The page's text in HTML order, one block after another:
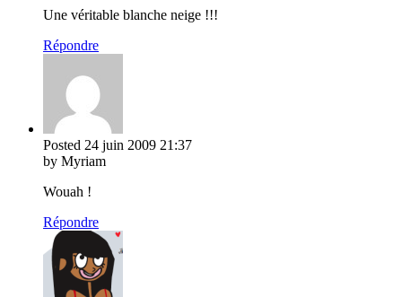
Une véritable blanche neige !!!
Répondre
Posted 24 juin 2009 21:37
by Myriam
Wouah !
Répondre